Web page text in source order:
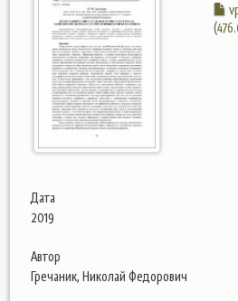
Дата
2019
Автор
Гречаник, Николай Федорович